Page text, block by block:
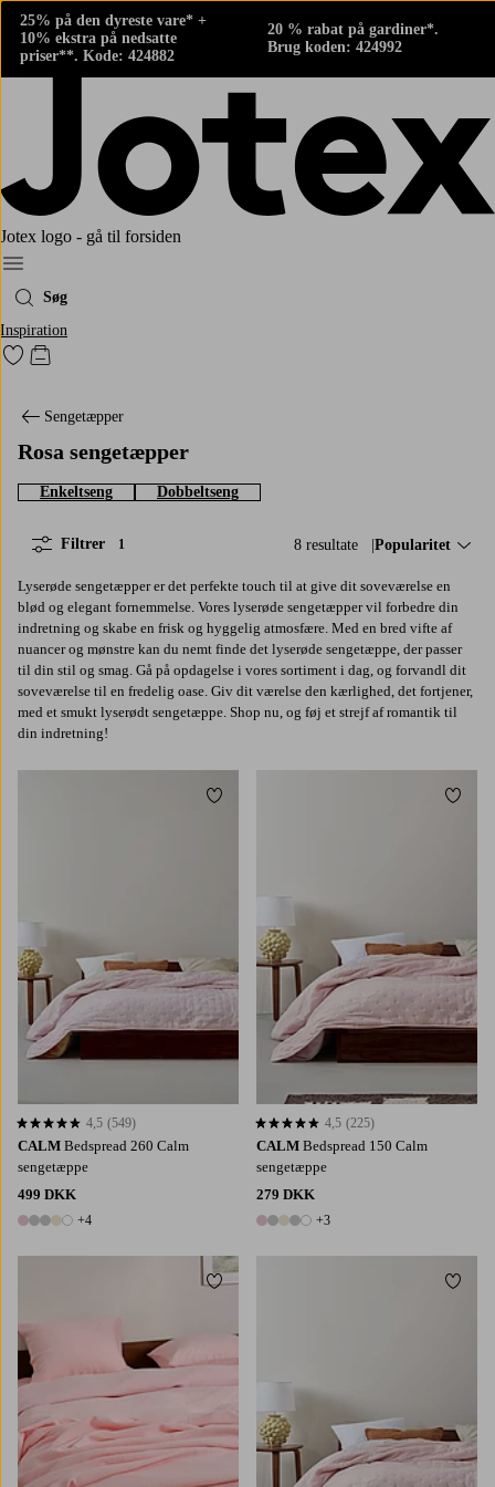
25% på den dyreste vare* +
10% ekstra på nedsatte
priser**. Kode: 424882
20 % rabat på gardiner*.
Brug koden: 424992
Jotex logo - gå til forsiden
Menu
Søg
Inspiration
Gå til favoritmarkerede produkter
Gå til indkøbskurven
Sengetæpper
Rosa sengetæpper
Enkeltseng Dobbeltseng
8 resultate Sorter efter:
Popularitet
Filtrer 1
Lyserøde sengetæpper er det perfekte touch til at give dit soveværelse en
blød og elegant fornemmelse. Vores lyserøde sengetæpper vil forbedre din
indretning og skabe en frisk og hyggelig atmosfære. Med en bred vifte af
nuancer og mønstre kan du nemt finde det lyserøde sengetæppe, der passer
til din stil og smag. Gå på opdagelse i vores sortiment i dag, og forvandl dit
soveværelse til en fredelig oase. Giv dit værelse den kærlighed, det fortjener,
med et smukt lyserødt sengetæppe. Shop nu, og føj et strejf af romantik til
din indretning!
CALM Bedspread 260 Calm
sengetæppe
499 DKK
9 farver
+4
4,5 baseret på 549 bedømmelser
4,5 (549)
Tilføj til favoritter
CALM Bedspread 150 Calm
sengetæppe
279 DKK
8 farver
+3
4,5 baseret på 225 bedømmelser
4,5 (225)
Tilføj
Tilføj til favoritter Tilføj